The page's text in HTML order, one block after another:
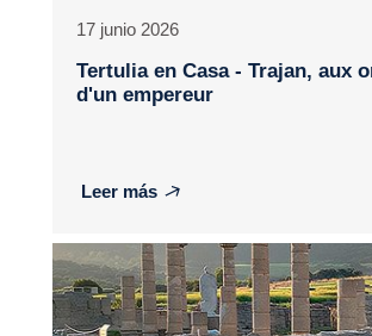
17 junio 2026
Tertulia en Casa - Trajan, aux
d'un empereur
Leer más